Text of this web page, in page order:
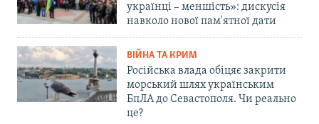
українці – меншість»: дискусія
навколо нової пам'ятної дати
ВІЙНА ТА КРИМ
Російська влада обіцяє закрити
морський шлях українським
БпЛА до Севастополя. Чи реально
це?